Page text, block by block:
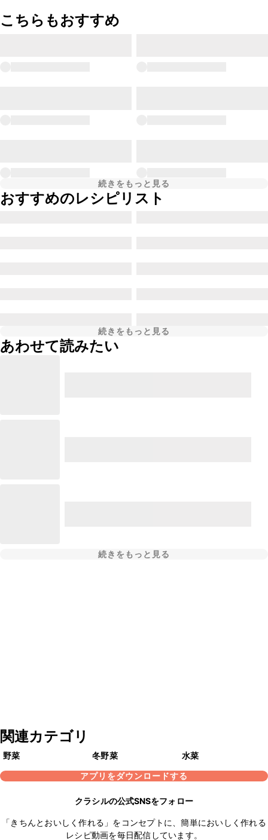
こちらもおすすめ
続きをもっと見る
おすすめのレシピリスト
続きをもっと見る
あわせて読みたい
続きをもっと見る
関連カテゴリ
野菜 冬野菜
水菜
アプリをダウンロードする
クラシルの公式SNSをフォロー
「きちんとおいしく作れる」をコンセプトに、簡単においしく作れる
レシピ動画を毎日配信しています。